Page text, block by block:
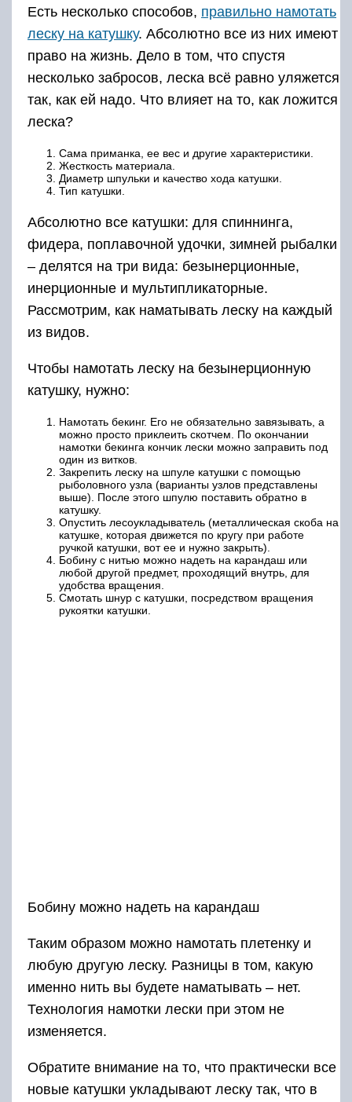
Есть несколько способов, правильно намотать
леску на катушку. Абсолютно все из них имеют
право на жизнь. Дело в том, что спустя
несколько забросов, леска всё равно уляжется
так, как ей надо. Что влияет на то, как ложится
леска?
Сама приманка, ее вес и другие характеристики.
Жесткость материала.
Диаметр шпульки и качество хода катушки.
Тип катушки.
Абсолютно все катушки: для спиннинга,
фидера, поплавочной удочки, зимней рыбалки
– делятся на три вида: безынерционные,
инерционные и мультипликаторные.
Рассмотрим, как наматывать леску на каждый
из видов.
Чтобы намотать леску на безынерционную
катушку, нужно:
Намотать бекинг. Его не обязательно завязывать, а
можно просто приклеить скотчем. По окончании
намотки бекинга кончик лески можно заправить под
один из витков.
Закрепить леску на шпуле катушки с помощью
рыболовного узла (варианты узлов представлены
выше). После этого шпулю поставить обратно в
катушку.
Опустить лесоукладыватель (металлическая скоба на
катушке, которая движется по кругу при работе
ручкой катушки, вот ее и нужно закрыть).
Бобину с нитью можно надеть на карандаш или
любой другой предмет, проходящий внутрь, для
удобства вращения.
Смотать шнур с катушки, посредством вращения
рукоятки катушки.
Бобину можно надеть на карандаш
Таким образом можно намотать плетенку и
любую другую леску. Разницы в том, какую
именно нить вы будете наматывать – нет.
Технология намотки лески при этом не
изменяется.
Обратите внимание на то, что практически все
новые катушки укладывают леску так, что в